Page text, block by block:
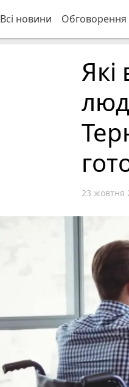
Всі новини Обговорення
Які
23 жовтня